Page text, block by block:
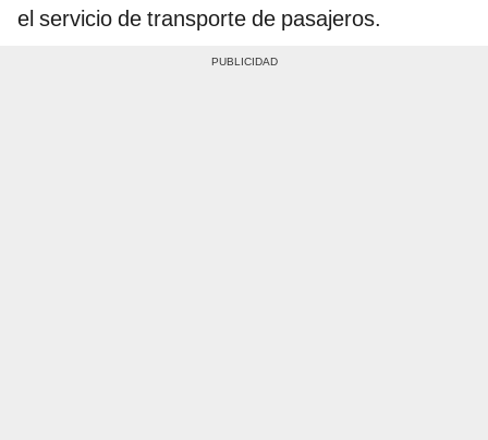
el servicio de transporte de pasajeros.